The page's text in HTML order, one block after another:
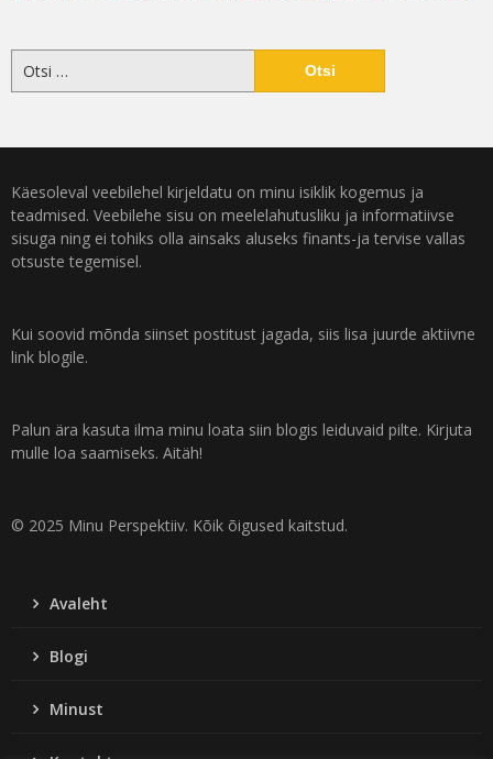
Käesoleval veebilehel kirjeldatu on minu isiklik kogemus ja
teadmised. Veebilehe sisu on meelelahutusliku ja informatiivse
sisuga ning ei tohiks olla ainsaks aluseks finants-ja tervise vallas
otsuste tegemisel.
Kui soovid mõnda siinset postitust jagada, siis lisa juurde aktiivne
link blogile.
Palun ära kasuta ilma minu loata siin blogis leiduvaid pilte. Kirjuta
mulle loa saamiseks. Aitäh!
© 2025 Minu Perspektiiv. Kõik õigused kaitstud.
Avaleht
Blogi
Minust